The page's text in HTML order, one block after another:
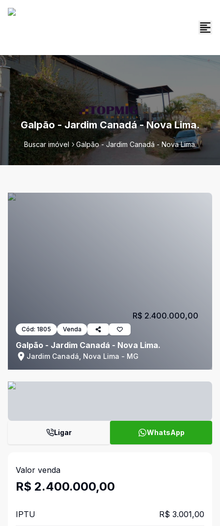
Galpão - Jardim Canadá - Nova Lima.
Buscar imóvel Galpão - Jardim Canadá - Nova Lima.
Cód: 1805 Venda
Galpão - Jardim Canadá - Nova Lima.
Jardim Canadá, Nova Lima - MG
R$ 2.400.000,00
Ligar WhatsApp
Valor venda
R$ 2.400.000,00
IPTU R$ 3.001,00